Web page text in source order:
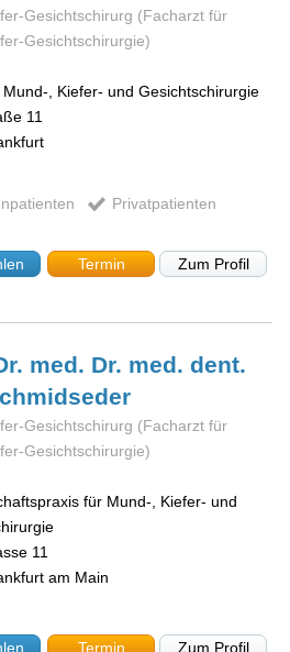
Gesichtschirurg (Facharzt für
Gesichtschirurgie)
Mund-, Kiefer- und Gesichtschirurgie
11
Privatpatienten
Termin Zum Profil
med. Dr. med. dent.
Gesichtschirurg (Facharzt für
Gesichtschirurgie)
für Mund-, Kiefer- und
11
am Main
Termin Zum Profil